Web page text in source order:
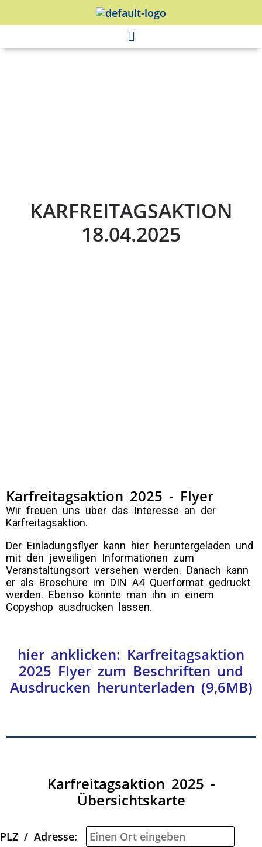
KARFREITAGSAKTION
18.04.2025
Karfreitagsaktion 2025 - Flyer
Wir freuen uns über das Interesse an der
Karfreitagsaktion.
Der Einladungsflyer kann hier heruntergeladen und
mit den jeweiligen Informationen zum
Veranstaltungsort versehen werden. Danach kann
er als Broschüre im DIN A4 Querformat gedruckt
werden. Ebenso könnte man ihn in einem
Copyshop ausdrucken lassen.
hier anklicken: Karfreitagsaktion
2025 Flyer zum Beschriften und
Ausdrucken herunterladen (9,6MB)
Karfreitagsaktion 2025 -
Übersichtskarte
PLZ / Adresse: